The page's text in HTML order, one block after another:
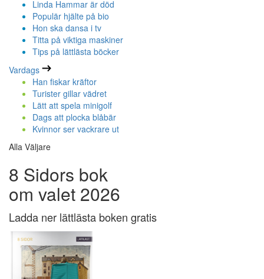
Linda Hammar är död
Populär hjälte på bio
Hon ska dansa i tv
Titta på viktiga maskiner
Tips på lättlästa böcker
Vardags
Han fiskar kräftor
Turister gillar vädret
Lätt att spela minigolf
Dags att plocka blåbär
Kvinnor ser vackrare ut
Alla Väljare
8 Sidors bok
om valet 2026
Ladda ner lättlästa boken gratis